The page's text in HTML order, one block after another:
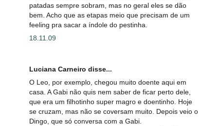
patadas sempre sobram, mas no geral eles se dão
bem. Acho que as etapas meio que precisam de um
feeling pra sacar a índole do pestinha.
18.11.09
Luciana Carneiro disse...
O Leo, por exemplo, chegou muito doente aqui em
casa. A Gabi não quis nem saber de ficar perto dele,
que era um filhotinho super magro e doentinho. Hoje
se cruzam, mas não se coversam muito. Depois veio o
Dingo, que só conversa com a Gabi.